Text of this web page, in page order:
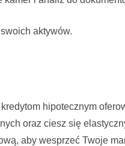
aktywów.
hipotecznym
oraz ciesz się
aby wesprzeć Twoje